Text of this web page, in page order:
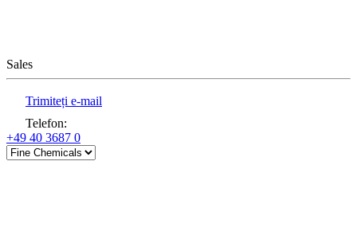
Sales
Trimiteți e-mail
Telefon:
+49 40 3687 0